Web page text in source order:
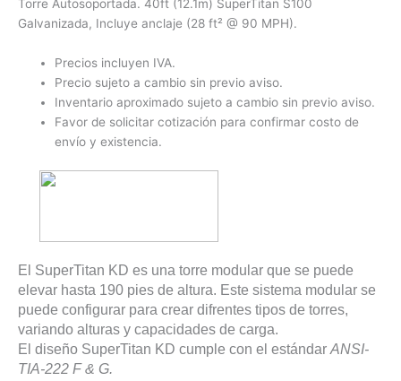
Torre Autosoportada. 40ft (12.1m) SuperTitan S100
Galvanizada, Incluye anclaje (28 ft² @ 90 MPH).
Precios incluyen IVA.
Precio sujeto a cambio sin previo aviso.
Inventario aproximado sujeto a cambio sin previo aviso.
Favor de solicitar cotización para confirmar costo de
envío y existencia.
El SuperTitan KD es una torre modular que se puede
elevar hasta 190 pies de altura. Este sistema modular se
puede configurar para crear difrentes tipos de torres,
variando alturas y capacidades de carga.
El diseño SuperTitan KD cumple con el estándarANSI-
TIA-222 F & G.